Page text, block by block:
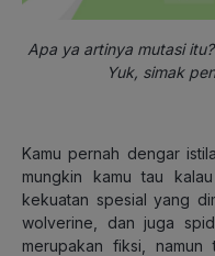
Apa ya artinya mutasi
Yuk, simak
Kamu pernah dengar
mungkin kamu tau
kekuatan spesial yang
wolverine, dan juga
merupakan fiksi,